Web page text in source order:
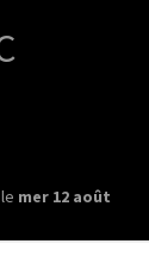
mer 12 août